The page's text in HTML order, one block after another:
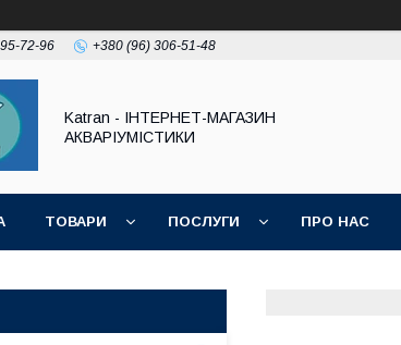
72-96 +380 (96) 306-51-48
Katran - ІНТЕРНЕТ-МАГАЗИН
АКВАРІУМІСТИКИ
ТОВАРИ ПОСЛУГИ ПРО НАС